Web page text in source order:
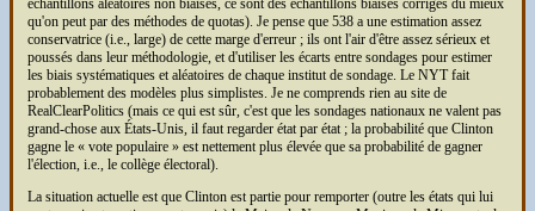
échantillons aléatoires non biaisés, ce sont des échantillons biaisés corrigés du mieux
qu'on peut par des méthodes de quotas). Je pense que 538 a une estimation assez
conservatrice (i.e., large) de cette marge d'erreur ; ils ont l'air d'être assez sérieux et
poussés dans leur méthodologie, et d'utiliser les écarts entre sondages pour estimer
les biais systématiques et aléatoires de chaque institut de sondage. Le NYT fait
probablement des modèles plus simplistes. Je ne comprends rien au site de
RealClearPolitics (mais ce qui est sûr, c'est que les sondages nationaux ne valent pas
grand-chose aux États-Unis, il faut regarder état par état ; la probabilité que Clinton
gagne le « vote populaire » est nettement plus élevée que sa probabilité de gagner
l'élection, i.e., le collège électoral).
La situation actuelle est que Clinton est partie pour remporter (outre les états qui lui